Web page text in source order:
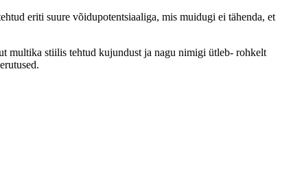
eriti suure võidupotentsiaaliga, mis muidugi ei tähenda, et
multika stiilis tehtud kujundust ja nagu nimigi ütleb- rohkelt